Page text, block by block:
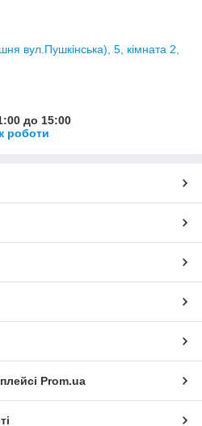
вул.Пушкінська), 5, кімната 2,
до 15:00
роботи
Prom.ua